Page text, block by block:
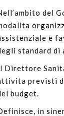
del
e
standard di
Direttore
previsti
budget.
in